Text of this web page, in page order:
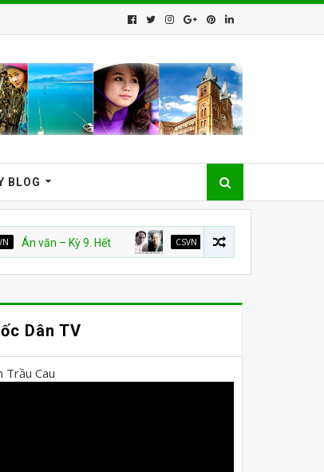
BLOG
– Kỳ 9. Hết CSVN Án Văn: Kỳ 5, 6, 7 và 8
Dân TV
Trầu Cau